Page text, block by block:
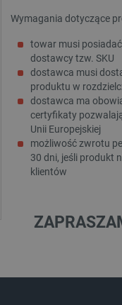
Wymagania dotyczące
towar musi
dostawcy tzw. SKU
dostawca musi
produktu w
dostawca ma
certyfikaty
Unii Europejskiej
możliwość zwrotu
30 dni, jeśli produkt
klientów